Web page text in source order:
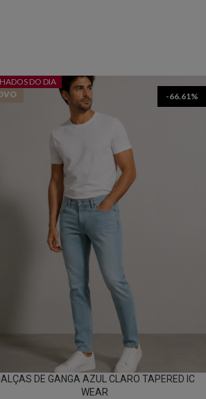
-66.61%
DO DIA
DE GANGA AZUL CLARO TAPERED IC
WEAR